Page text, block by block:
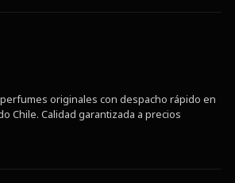
originales con despacho rápido en
Chile. Calidad garantizada a precios